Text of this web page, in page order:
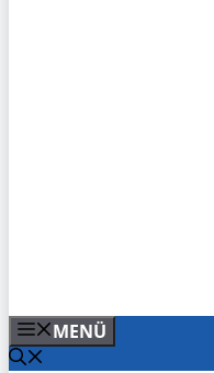
MENÜ